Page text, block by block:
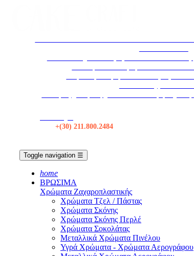
+(30) 211.800.2484
Toggle navigation ☰
home
ΒΡΩΣΙΜΑ
Χρώματα Ζαχαροπλαστικής
Χρώματα Τζελ / Πάστας
Χρώματα Σκόνης
Χρώματα Σκόνης Περλέ
Χρώματα Σοκολάτας
Μεταλλικά Χρώματα Πινέλου
Υγρά Χρώματα - Χρώματα Αερογράφου